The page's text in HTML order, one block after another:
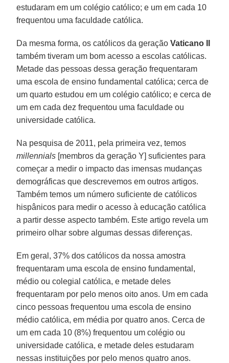
estudaram em um colégio católico; e um em cada 10
frequentou uma faculdade católica.
Da mesma forma, os católicos da geraçãoVaticano II
também tiveram um bom acesso a escolas católicas.
Metade das pessoas dessa geração frequentaram
uma escola de ensino fundamental católica; cerca de
um quarto estudou em um colégio católico; e cerca de
um em cada dez frequentou uma faculdade ou
universidade católica.
Na pesquisa de 2011, pela primeira vez, temos
millennials [membros da geração Y] suficientes para
começar a medir o impacto das imensas mudanças
demográficas que descrevemos em outros artigos.
Também temos um número suficiente de católicos
hispânicos para medir o acesso à educação católica
a partir desse aspecto também. Este artigo revela um
primeiro olhar sobre algumas dessas diferenças.
Em geral, 37% dos católicos da nossa amostra
frequentaram uma escola de ensino fundamental,
médio ou colegial católica, e metade deles
frequentaram por pelo menos oito anos. Um em cada
cinco pessoas frequentou uma escola de ensino
médio católica, em média por quatro anos. Cerca de
um em cada 10 (8%) frequentou um colégio ou
universidade católica, e metade deles estudaram
nessas instituições por pelo menos quatro anos.